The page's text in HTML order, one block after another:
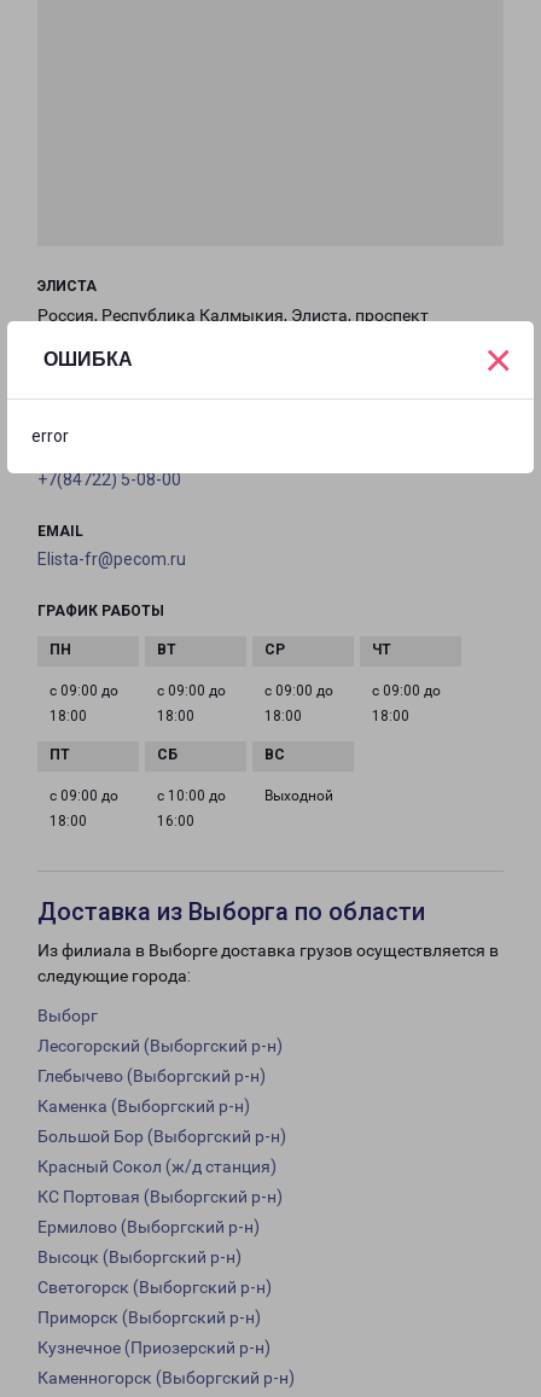
ОШИБКА
error
×
ЭЛИСТА
Россия, Республика Калмыкия, Элиста, проспект
на карте
+7(84722) 5-08-00
EMAIL
Elista-fr@pecom.ru
ГРАФИК РАБОТЫ
с 09:00 до
18:00
с 09:00 до
18:00
с 09:00 до
18:00
с 09:00 до
18:00
с 09:00 до
18:00
с 10:00 до
16:00
Выходной
Доставка из Выборга по области
Из филиала в Выборге доставка грузов осуществляется в
следующие города:
Выборг
Лесогорский (Выборгский р-н)
Глебычево (Выборгский р-н)
Каменка (Выборгский р-н)
Большой Бор (Выборгский р-н)
Красный Сокол (ж/д станция)
КС Портовая (Выборгский р-н)
Ермилово (Выборгский р-н)
Высоцк (Выборгский р-н)
Светогорск (Выборгский р-н)
Приморск (Выборгский р-н)
Кузнечное (Приозерский р-н)
Каменногорск (Выборгский р-н)